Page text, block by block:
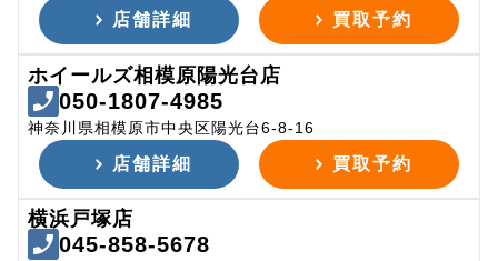
店舗詳細 買取予約
ホイールズ相模原陽光台店
050-1807-4985
神奈川県相模原市中央区陽光台6-8-16
店舗詳細 買取予約
横浜戸塚店
045-858-5678